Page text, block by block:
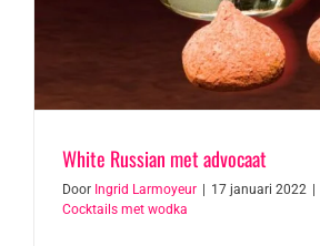
White Russian met advocaat
Door Ingrid Larmoyeur | 17 januari 2022 |
Cocktails met wodka